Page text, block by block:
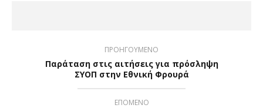
ΠΡΟΗΓΟΥΜΕΝΟ
Παράταση στις αιτήσεις για πρόσληψη
ΣΥΟΠ στην Εθνική Φρουρά
ΕΠΟΜΕΝΟ